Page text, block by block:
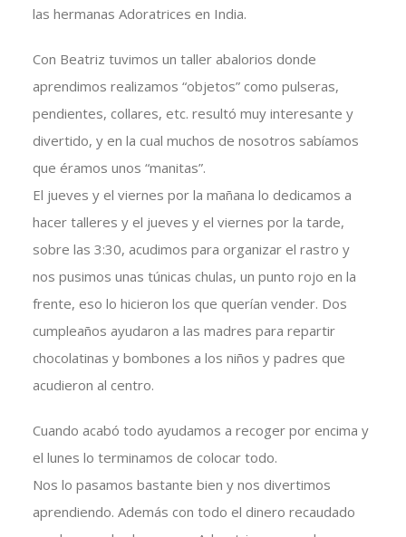
las hermanas Adoratrices en India.
Con Beatriz tuvimos un taller abalorios donde
aprendimos realizamos “objetos” como pulseras,
pendientes, collares, etc. resultó muy interesante y
divertido, y en la cual muchos de nosotros sabíamos
que éramos unos “manitas”.
El jueves y el viernes por la mañana lo dedicamos a
hacer talleres y el jueves y el viernes por la tarde,
sobre las 3:30, acudimos para organizar el rastro y
nos pusimos unas túnicas chulas, un punto rojo en la
frente, eso lo hicieron los que querían vender. Dos
cumpleaños ayudaron a las madres para repartir
chocolatinas y bombones a los niños y padres que
acudieron al centro.
Cuando acabó todo ayudamos a recoger por encima y
el lunes lo terminamos de colocar todo.
Nos lo pasamos bastante bien y nos divertimos
aprendiendo. Además con todo el dinero recaudado